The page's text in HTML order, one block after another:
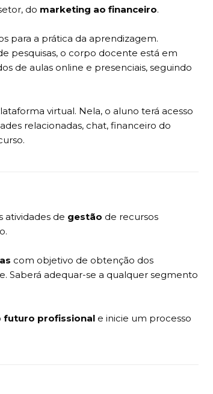
do marketing ao financeiro.
para a prática da aprendizagem.
pesquisas, o corpo docente está em
de aulas online e presenciais, seguindo
virtual. Nela, o aluno terá acesso
relacionadas, chat, financeiro do
atividades de gestão de recursos
com objetivo de obtenção dos
Saberá adequar-se a qualquer segmento
futuro profissionale inicie um processo